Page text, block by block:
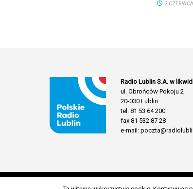
2
Radio Lublin S.A. w
ul. Obrońców Pokoju 2
20-030 Lublin
tel. 81 53 64 200
fax 81 532 87 28
e-mail: